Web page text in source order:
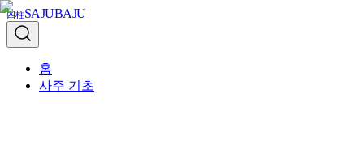
四柱SAJUBAJU
홈
사주 기초